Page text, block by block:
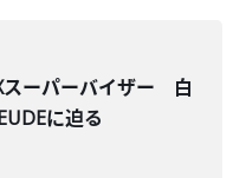
スーパーバイザー 白
に迫る